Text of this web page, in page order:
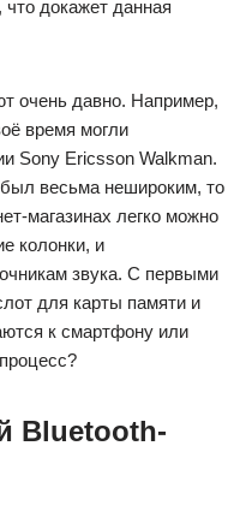
что докажет данная
очень давно. Например,
время могли
Sony Ericsson Walkman.
весьма нешироким, то
магазинах легко можно
колонки, и
звука. С первыми
для карты памяти и
к смартфону или
Bluetooth-